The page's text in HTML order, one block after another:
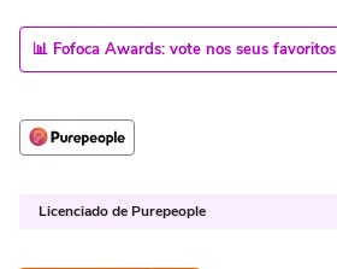
📊 Fofoca Awards: vote nos seus favoritos
Licenciado de Purepeople